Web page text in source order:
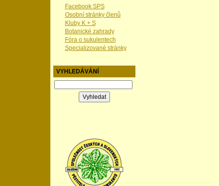
Facebook SPS
Osobní stránky členů
Kluby K + S
Botanické zahrady
Fóra o sukulentech
Specializované stránky
VYHLEDÁVÁNÍ